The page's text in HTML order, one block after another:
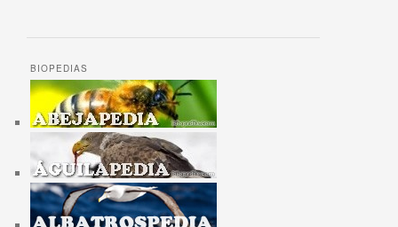
BIOPEDIAS